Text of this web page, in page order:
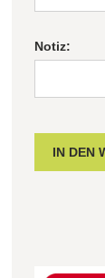
Notiz: